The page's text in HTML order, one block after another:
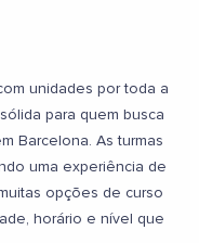
unidades por toda a
para quem busca
Barcelona. As turmas
uma experiência de
opções de curso
horário e nível que